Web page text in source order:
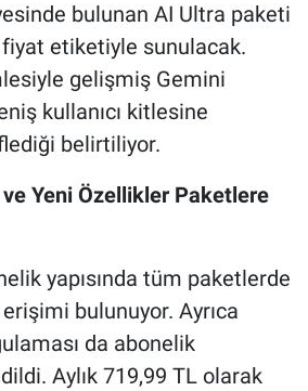
bulunan AI Ultra paketi
fiyat etiketiyle sunulacak.
gelişmiş Gemini
kullanıcı kitlesine
belirtiliyor.
Yeni Özellikler Paketlere
yapısında tüm paketlerde
bulunuyor. Ayrıca
da abonelik
Aylık 719,99 TL olarak